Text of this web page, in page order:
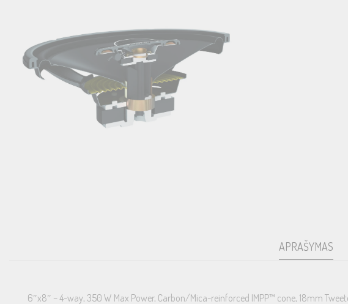
APRAŠYMAS
6″x8″ – 4-way, 350 W Max Power, Carbon/Mica-reinforced IMPP™ cone, 18mm